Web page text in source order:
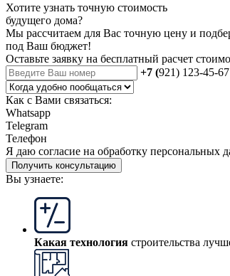
Хотите узнать точную стоимость
будущего дома?
Мы рассчитаем для Вас точную цену и
под Ваш бюджет!
Оставьте заявку на бесплатный расчет
+7 (921) 123-45-67
Как с Вами связаться:
Whatsapp
Telegram
Телефон
Я даю согласие на обработку персональных
Получить консультацию
Вы узнаете:
Какая технология строительства